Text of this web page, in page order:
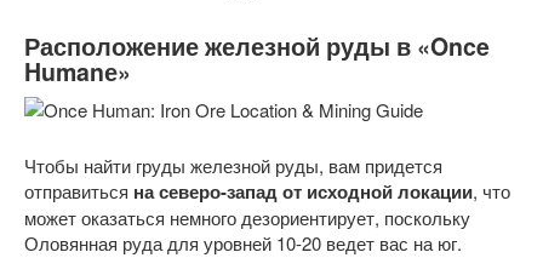
Расположение железной руды в «Once
Humanе»
Чтобы найти груды железной руды, вам придется
отправиться на северо-запад от исходной локации, что
может оказаться немного дезориентирует, поскольку
Оловянная руда для уровней 10-20 ведет вас на юг.